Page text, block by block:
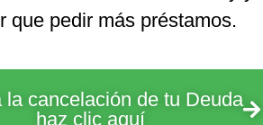
que pedir más préstamos.
la cancelación de tu Deuda
haz clic aquí